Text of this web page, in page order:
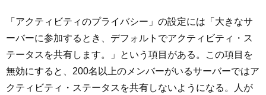
「アクティビティのプライバシー」の設定には「大きなサ
ーバーに参加するとき、デフォルトでアクティビティ・ス
テータスを共有します。」という項目がある。この項目を
無効にすると、200名以上のメンバーがいるサーバーではア
クティビティ・ステータスを共有しないようになる。人が